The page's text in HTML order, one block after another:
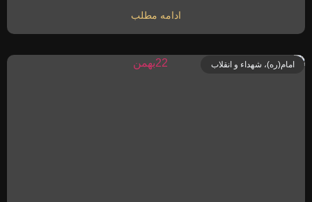
ادامه مطلب
امام(ره)، شهداء و انقلاب